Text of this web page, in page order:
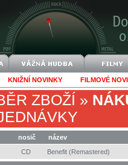
KNIŽNÍ NOVINKY FILMOVÉ
ZBOŽÍ »
nosič
název
CD
Benefit (Remastered)